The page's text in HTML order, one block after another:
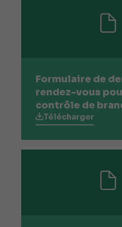
Formulaire de
rendez-vous
contrôle de
Télécharger